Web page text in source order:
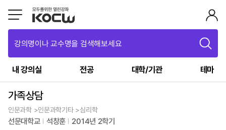
강의명이나 교수명을 검색해보세요
내 강의실 전공 대학/기관 테마
가족상담
인문과학 >인문과학기타 >심리학
선문대학교 석창훈 2014년 2학기